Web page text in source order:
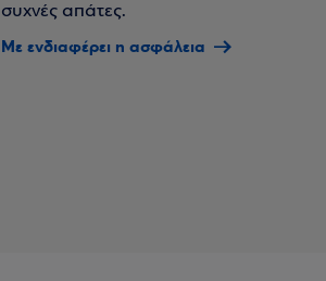
συχνές απάτες.
Με ενδιαφέρει η ασφάλεια